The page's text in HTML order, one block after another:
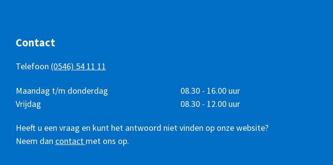
Contact
Telefoon (0546) 54 11 11
Telefonisch
bereikbaar
DagTijd
Maandag t/m donderdag
08.30 - 16.00 uur
Vrijdag
08.30 - 12.00 uur
Heeft u een vraag en kunt het antwoord niet vinden op onze website?
Neem dan contact met ons op.